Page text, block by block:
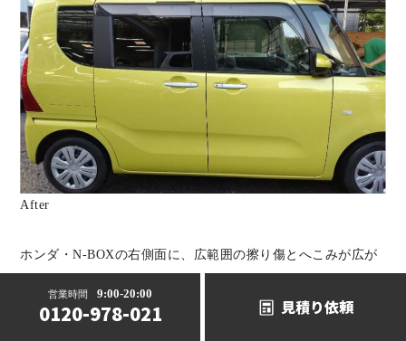
After
ホンダ・N-BOXの右側面に、広範囲の擦り傷とへこみが広が
っていました。
フロントドア／スライドドア：新品交換
営業時間 9:00-20:00
0120-978-021 見積り依頼